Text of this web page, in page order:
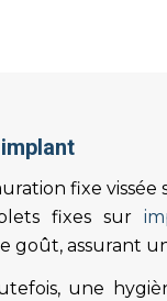
fixe
fixes sur
goût, assurant
une